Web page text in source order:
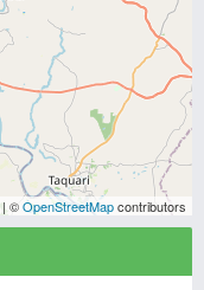
| ©OpenStreetMapcontributors